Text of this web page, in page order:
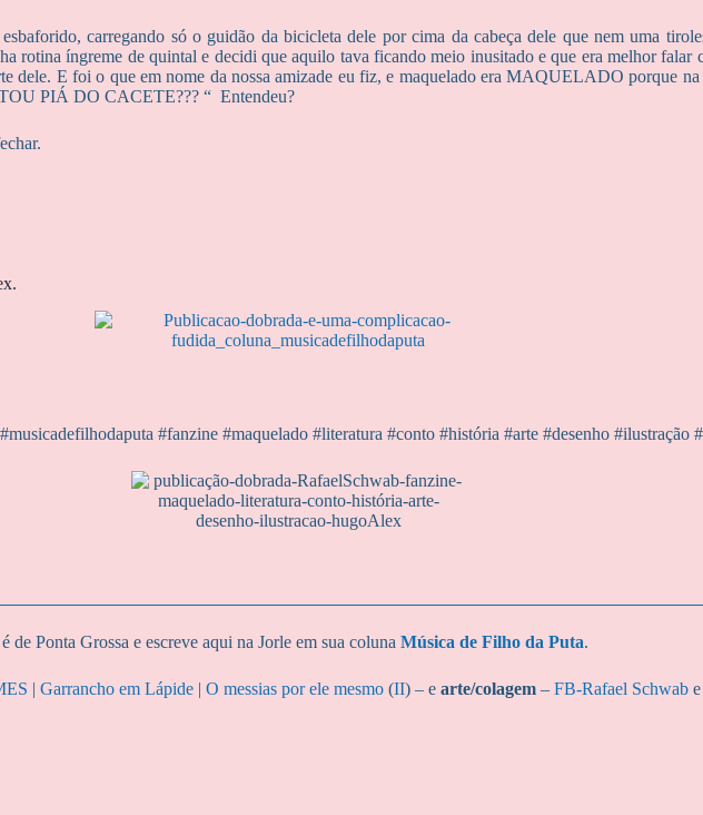
carregando só o guidão da bicicleta dele por cima da cabeça dele que nem uma
rotina íngreme de quintal e decidi que aquilo tava ficando meio inusitado e que era melhor falar
dele. E foi o que em nome da nossa amizade eu fiz, e maquelado era MAQUELADO porque
PIÁ DO CACETE??? “ Entendeu?
#fanzine #maquelado #literatura #conto #história #arte #desenho #ilustração
é de Ponta Grossa e escreve aqui na Jorle em sua coluna Música de Filho da Puta.
| Garrancho em Lápide | O messias por ele mesmo (II) – e arte/colagem – FB-Rafael Schwab